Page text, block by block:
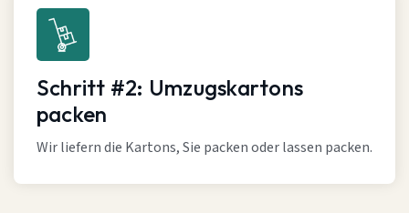
Schritt #2: Umzugskartons
packen
Wir liefern die Kartons, Sie packen oder lassen packen.